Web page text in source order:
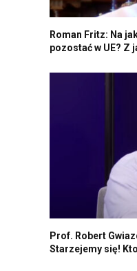
Roman Fritz: Na
pozostać w UE? Z
Prof. Robert
Starzejemy się!